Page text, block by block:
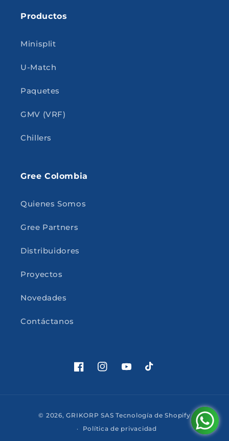
Productos
Minisplit
U-Match
Paquetes
GMV (VRF)
Chillers
Gree Colombia
Quienes Somos
Gree Partners
Distribuidores
Proyectos
Novedades
Contáctanos
FacebookInstagramYouTubeTikTok
© 2026,GRIKORP SAS Tecnología de Shopify
Política de privacidad